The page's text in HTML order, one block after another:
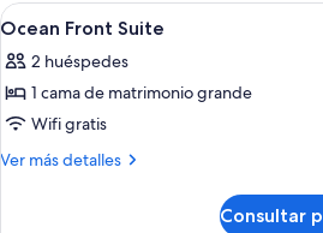
Abrir
todas
las
fotos
de
Ocean
Un
16
Ocean Front Suite
2 huéspedes
1 cama de matrimonio grande
Wifi gratis
Ver más detalles
Más
Consultar